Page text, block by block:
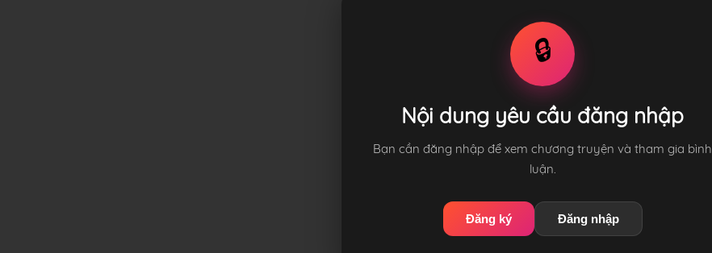
🔒
Nội dung yêu cầu đăng nhập
Bạn cần đăng nhập để xem chương truyện và tham gia bình
luận.
Đăng ký Đăng nhập